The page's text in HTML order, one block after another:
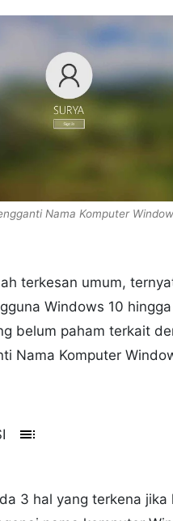
Nama Komputer
terkesan umum,
Windows 10
belum paham terkait
Nama Komputer
toc
3 hal yang terkena jika